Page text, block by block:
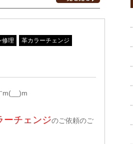
修理 革カラーチェンジ
m(__)m
ーチェンジのご依頼のご